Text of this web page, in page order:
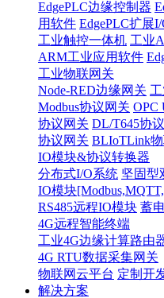
EdgePLC边缘控制器
用软件 EdgePLC扩展
工业触控一体机 工业
ARM工业应用软件
工业物联网关
Node-RED边缘网关
Modbus协议网关 OPC
协议网关 DL/T645协
协议网关 BLIoTLink
IO模块&协议转换器
分布式I/O系统 坚固型
IO模块
RS485远程IO模块 蓄
4G远程智能终端
工业4G边缘计算路由
4G RTU数据采集网关
物联网云平台 定制开
解决方案